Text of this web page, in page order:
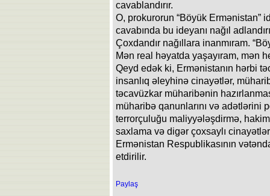
cavablandırır.
O, prokurorun “Böyük Ermənistan”
cavabında bu ideyanı nağıl
Çoxdandır nağıllara inanmıram.
Mən real həyatda yaşayıram, mən
Qeyd edək ki, Ermənistanın hərbi
insanlıq əleyhinə cinayətlər,
təcavüzkar müharibənin
müharibə qanunlarını və adətlərini
terrorçuluğu maliyyələşdirmə,
saxlama və digər çoxsaylı
Ermənistan Respublikasının
etdirilir.
Paylaş